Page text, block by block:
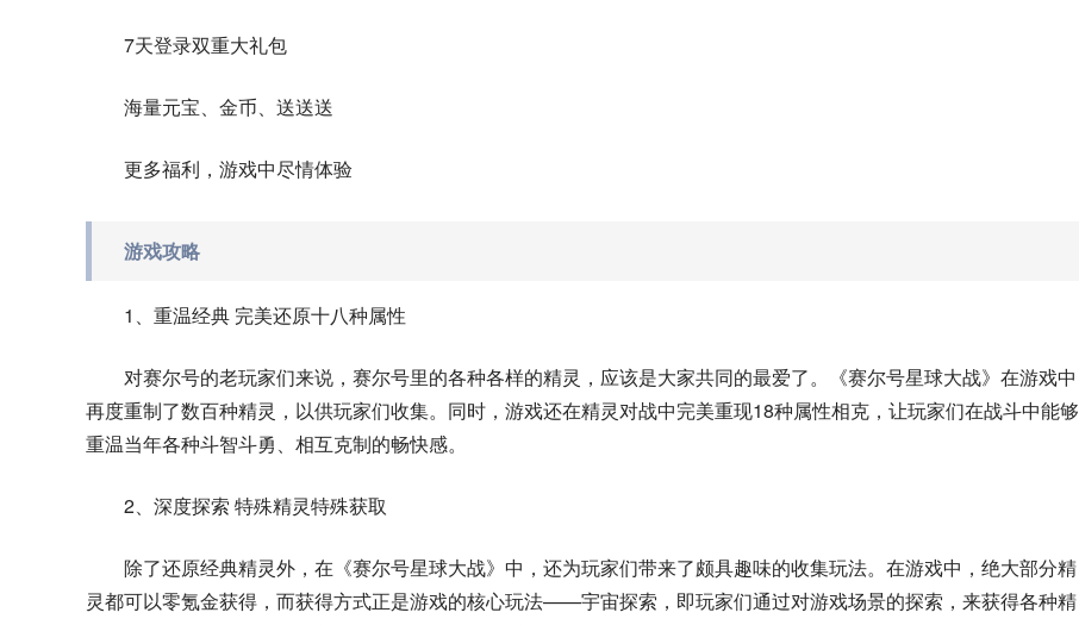
7天登录双重大礼包
海量元宝、金币、送送送
更多福利，游戏中尽情体验
游戏攻略
1、重温经典 完美还原十八种属性
对赛尔号的老玩家们来说，赛尔号里的各种各样的精灵，应该是大家共同的最爱了。《赛尔号星球大战》在游戏中
再度重制了数百种精灵，以供玩家们收集。同时，游戏还在精灵对战中完美重现18种属性相克，让玩家们在战斗中能够
重温当年各种斗智斗勇、相互克制的畅快感。
2、深度探索 特殊精灵特殊获取
除了还原经典精灵外，在《赛尔号星球大战》中，还为玩家们带来了颇具趣味的收集玩法。在游戏中，绝大部分精
灵都可以零氪金获得，而获得方式正是游戏的核心玩法——宇宙探索，即玩家们通过对游戏场景的探索，来获得各种精